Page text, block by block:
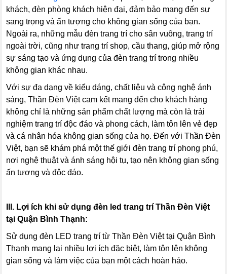
khách, đèn phòng khách hiện đại, đảm bảo mang đến sự
sang trọng và ấn tượng cho không gian sống của bạn.
Ngoài ra, những mẫu đèn trang trí cho sân vuông, trang trí
ngoài trời, cũng như trang trí shop, cầu thang, giúp mở rộng
sự sáng tạo và ứng dụng của đèn trang trí trong nhiều
không gian khác nhau.
Với sự đa dạng về kiểu dáng, chất liệu và công nghệ ánh
sáng, Thần Đèn Việt cam kết mang đến cho khách hàng
không chỉ là những sản phẩm chất lượng mà còn là trải
nghiệm trang trí độc đáo và phong cách, làm tôn lên vẻ đẹp
và cá nhân hóa không gian sống của họ. Đến với Thần Đèn
Việt, bạn sẽ khám phá một thế giới đèn trang trí phong phú,
nơi nghệ thuật và ánh sáng hội tụ, tạo nên không gian sống
ấn tượng và độc đáo.
III. Lợi ích khi sử dụng đèn led trang tríThần Đèn Việt
tại Quận Bình Thạnh:
Sử dụng đèn LED trang trí từ Thần Đèn Việt tại Quận Bình
Thạnh mang lại nhiều lợi ích đặc biệt, làm tôn lên không
gian sống và làm việc của bạn một cách hoàn hảo.